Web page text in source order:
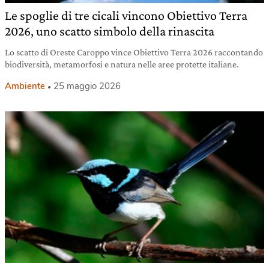
Le spoglie di tre cicali vincono Obiettivo Terra
2026, uno scatto simbolo della rinascita
Lo scatto di Oreste Caroppo vince Obiettivo Terra 2026 raccontando
biodiversità, metamorfosi e natura nelle aree protette italiane.
Ambiente 25 maggio 2026